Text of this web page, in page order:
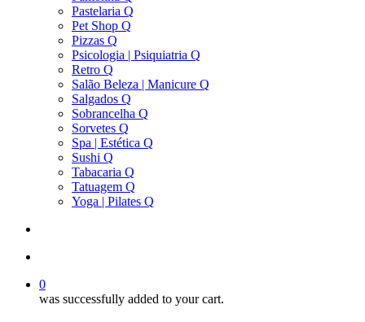
Pastelaria Q
Pet Shop Q
Pizzas Q
Psicologia | Psiquiatria Q
Retro Q
Salão Beleza | Manicure Q
Salgados Q
Sobrancelha Q
Sorvetes Q
Spa | Estética Q
Sushi Q
Tabacaria Q
Tatuagem Q
Yoga | Pilates Q
0
was successfully added to your cart.